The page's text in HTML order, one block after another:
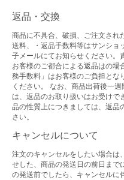
返品・交換
商品に不具合、破損、ご注文され
送料、・返品手数料等はサンショ
子メールにてお知らせください
お客様のご都合による返品はの場
務手数料」はお客様のご負担とな
ください。 なお、商品出荷後一
は、返品のお取り扱いはお受けで
品の性質上につきましては、返品
さい。
キャンセルについて
注文のキャンセルをしたい場合は
せした、商品の発送日の前日まで
の発送前でしたら、キャンセルに